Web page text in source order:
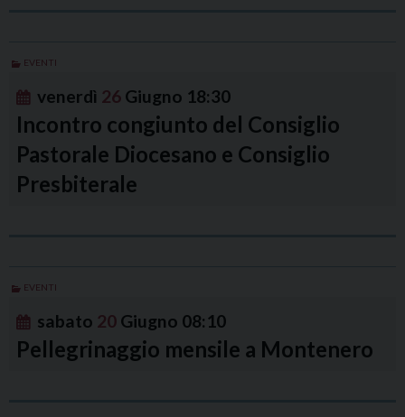
EVENTI
venerdì 26 Giugno 18:30
Incontro congiunto del Consiglio
Pastorale Diocesano e Consiglio
Presbiterale
EVENTI
sabato 20 Giugno 08:10
Pellegrinaggio mensile a Montenero